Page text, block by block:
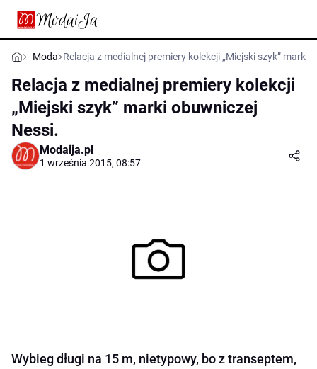
Moda Relacja z medialnej premiery kolekcji „Miejski szyk” marki
Relacja z medialnej premiery kolekcji
„Miejski szyk” marki obuwniczej
Nessi.
Modaija.pl
1 września 2015, 08:57
Wybieg długi na 15 m, nietypowy, bo z transeptem,